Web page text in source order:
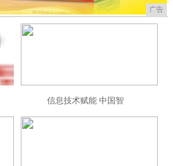
广告
信息技术赋能 中国智